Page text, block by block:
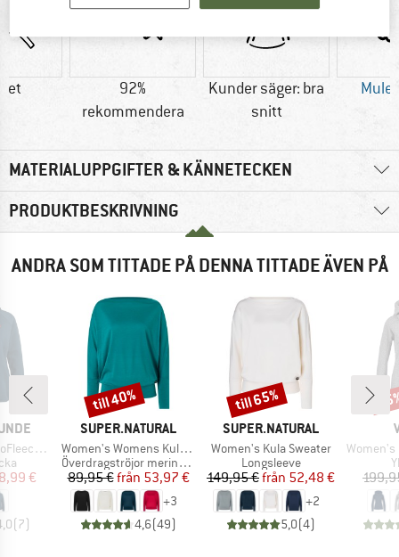
92%
rekommendera
Kunder säger: bra
snitt
MATERIALUPPGIFTER & KÄNNETECKEN
PRODUKTBESKRIVNING
ANDRA SOM TITTADE PÅ DENNA TITTADE ÄVEN PÅ
Zip Hoody
pris
€
(7)
VARUMÄRKE
SUPER.NATURAL
Produkter
Women's Womens Kula Top
Produktgrupp
Överdragströjor merinoull
Pris
89,95 € Reducerat pris
från 53,97 €
+3
4,6(49)
Rabatt
till 40%
VARUMÄRKE
SUPER.NATURAL
Produkter
Women's Kula Sweater
Produktgrupp
Longsleeve
Pris
149,95 € Reducerat pris
från 52,48 €
+2
5,0(4)
Rabatt
till 65%
Produkter
Women's